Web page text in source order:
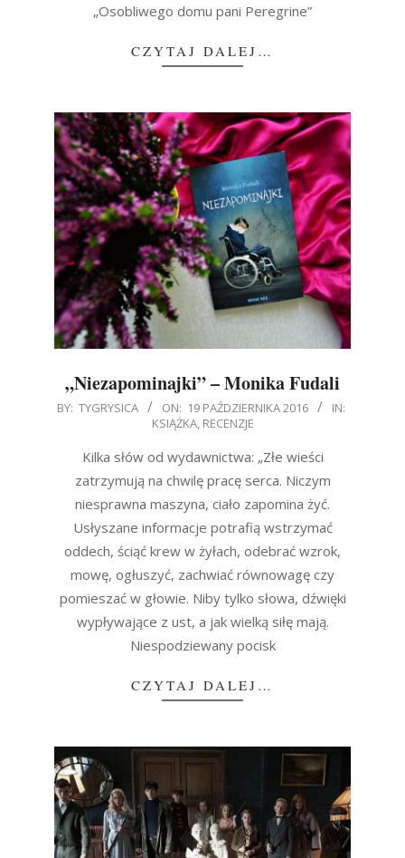
„Osobliwego domu pani Peregrine”
CZYTAJ DALEJ…
„Niezapominajki” – Monika Fudali
2016-
BY: TYGRYSICA ON: 19 PAŹDZIERNIKA 2016
IN:
KSIĄŻKA, RECENZJE
Kilka słów od wydawnictwa: „Złe wieści
zatrzymują na chwilę pracę serca. Niczym
niesprawna maszyna, ciało zapomina żyć.
Usłyszane informacje potrafią wstrzymać
oddech, ściąć krew w żyłach, odebrać wzrok,
mowę, ogłuszyć, zachwiać równowagę czy
pomieszać w głowie. Niby tylko słowa, dźwięki
wypływające z ust, a jak wielką siłę mają.
Niespodziewany pocisk
CZYTAJ DALEJ…